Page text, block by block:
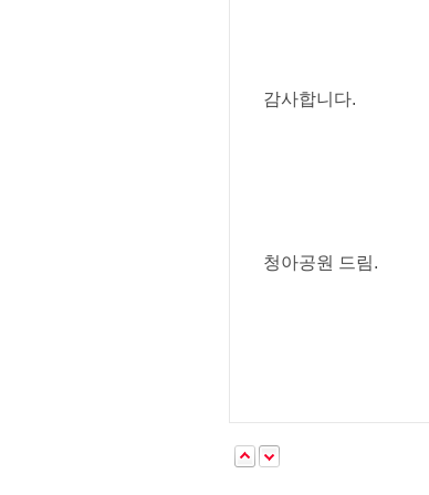
감사합니다.
청아공원 드림.